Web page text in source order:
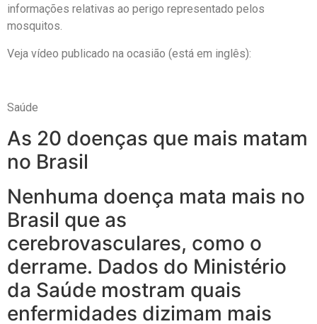
informações relativas ao perigo representado pelos
mosquitos.
Veja vídeo publicado na ocasião (está em inglês):
Saúde
As 20 doenças que mais matam
no Brasil
Nenhuma doença mata mais no
Brasil que as
cerebrovasculares, como o
derrame. Dados do Ministério
da Saúde mostram quais
enfermidades dizimam mais